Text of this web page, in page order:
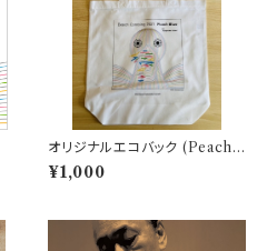
オリジナルエコバック (Peach
Blue - Beach Combing 202
1)
¥1,000